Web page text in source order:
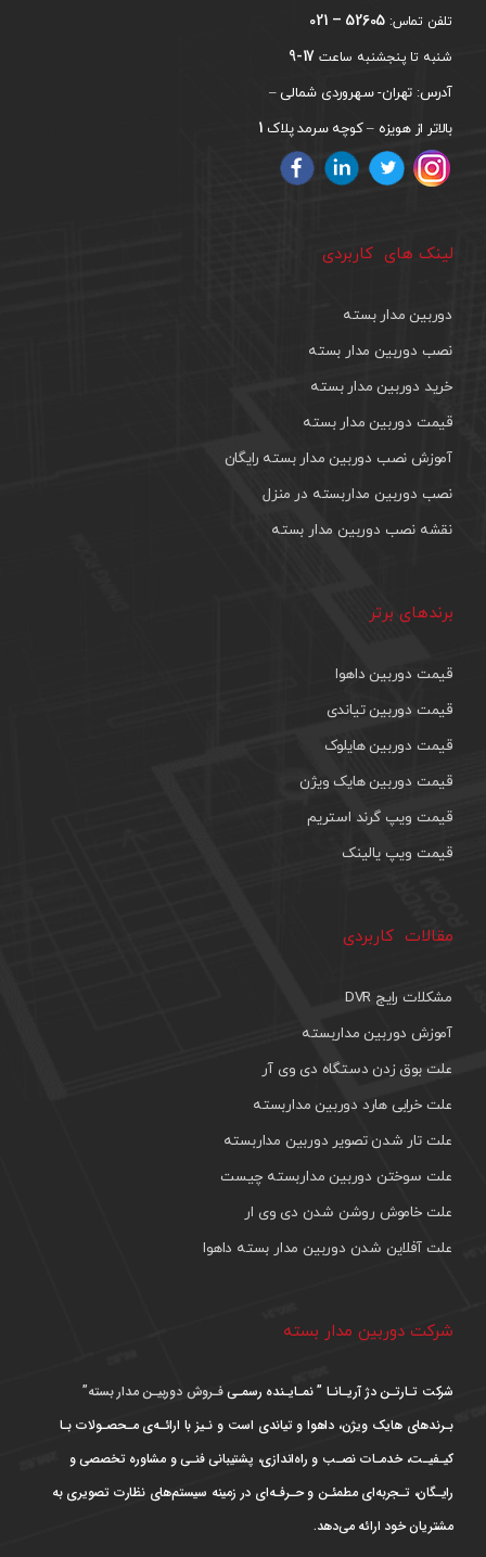
تلفن تماس: 52605 – 021
شنبه تا پنجشنبه ساعت 17-9
آدرس: تهران- سهروردی شمالی –
بالاتر از هویزه – کوچه سرمد پلاک 1
لینک های کاربردی
دوربین مدار بسته
نصب دوربین مدار بسته
خرید دوربین مدار بسته
قیمت دوربین مدار بسته
آموزش نصب دوربین مدار بسته رایگان
نصب دوربین مداربسته در منزل
نقشه نصب دوربین مدار بسته
برندهای برتر
قیمت دوربین داهوا
قیمت دوربین تیاندی
قیمت دوربین هایلوک
قیمت دوربین هایک ویژن
قیمت ویپ گرند استریم
قیمت ویپ یالینک
مقالات کاربردی
مشکلات رایج DVR
آموزش دوربین مداربسته
علت بوق زدن دستگاه دی وی آر
علت خرابی هارد دوربین مداربسته
علت تار شدن تصویر دوربین مداربسته
علت سوختن دوربین مداربسته چیست
علت خاموش روشن شدن دی وی ار
علت آفلاین شدن دوربین مدار بسته داهوا
شرکت دوربین مدار بسته
شرکت تـارتـن دژ آریـانـا ” نمـایـنده رسمـیفـروش دوربیـن مدار بسته”
بـرندهای هایک ویژن، داهوا و تیاندی است و نـیز با ارائـه‌ی مـحصـولات بـا
کیـفیـت، خدمـات نصـب و راه‌اندازی، پشتیبانی فنـی و مشاوره تخصصی و
رایـگان، تـجربه‌ای مطمئـن و حـرفـه‌ای در زمینه سیستم‌های نظارت تصویری به
مشتریان خود ارائه می‌دهد.